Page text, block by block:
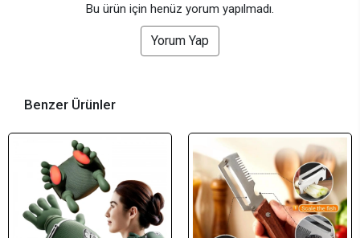
Bu ürün için henüz yorum yapılmadı.
Yorum Yap
Benzer Ürünler